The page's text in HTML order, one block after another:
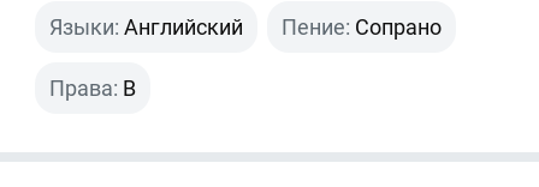
Языки: Английский Пение: Сопрано
Права: B